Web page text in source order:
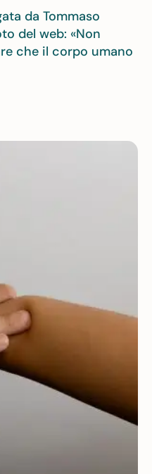
da Tommaso
del web: «Non
che il corpo umano